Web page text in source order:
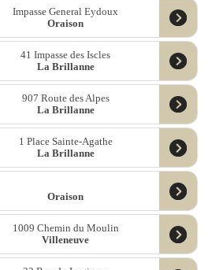
Impasse General Eydoux
Oraison
41 Impasse des Iscles
La Brillanne
907 Route des Alpes
La Brillanne
1 Place Sainte-Agathe
La Brillanne
Oraison
1009 Chemin du Moulin
Villeneuve